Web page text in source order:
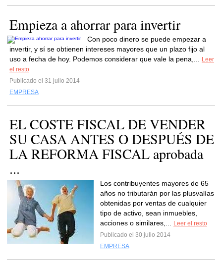
Empieza a ahorrar para invertir
Con poco dinero se puede empezar a
invertir, y sí se obtienen intereses mayores que un plazo fijo al
uso a fecha de hoy. Podemos considerar que vale la pena,...
Leer
el resto
Publicado el 31 julio 2014
EMPRESA
EL COSTE FISCAL DE VENDER
SU CASA ANTES O DESPUÉS DE
LA REFORMA FISCAL aprobada
...
Los contribuyentes mayores de 65
años no tributarán por las plusvalías
obtenidas por ventas de cualquier
tipo de activo, sean inmuebles,
acciones o similares,...
Leer el resto
Publicado el 30 julio 2014
EMPRESA